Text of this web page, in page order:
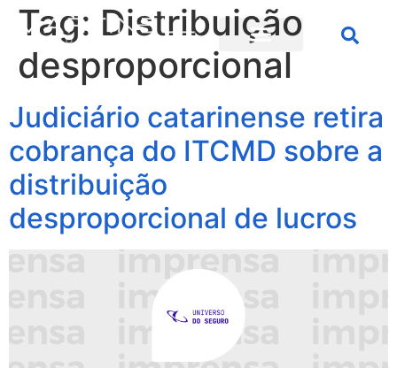
Tag: Distribuição
desproporcional
Judiciário catarinense retira
cobrança do ITCMD sobre a
distribuição
desproporcional de lucros